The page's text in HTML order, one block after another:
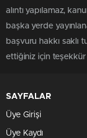
alıntı yapılamaz,
başka yerde
başvuru hakkı saklı
ettiğiniz için teşekkür
SAYFALAR
Üye Girişi
Üye Kaydı